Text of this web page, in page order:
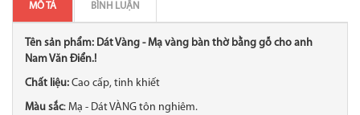
MÔ TẢ BÌNH LUẬN
Tên sản phẩm: Dát Vàng - Mạ vàng bàn thờ bằng gỗ cho anh
Nam Văn Điển.!
Chất liệu: Cao cấp, tinh khiết
Màu sắc: Mạ - Dát VÀNG tôn nghiêm.